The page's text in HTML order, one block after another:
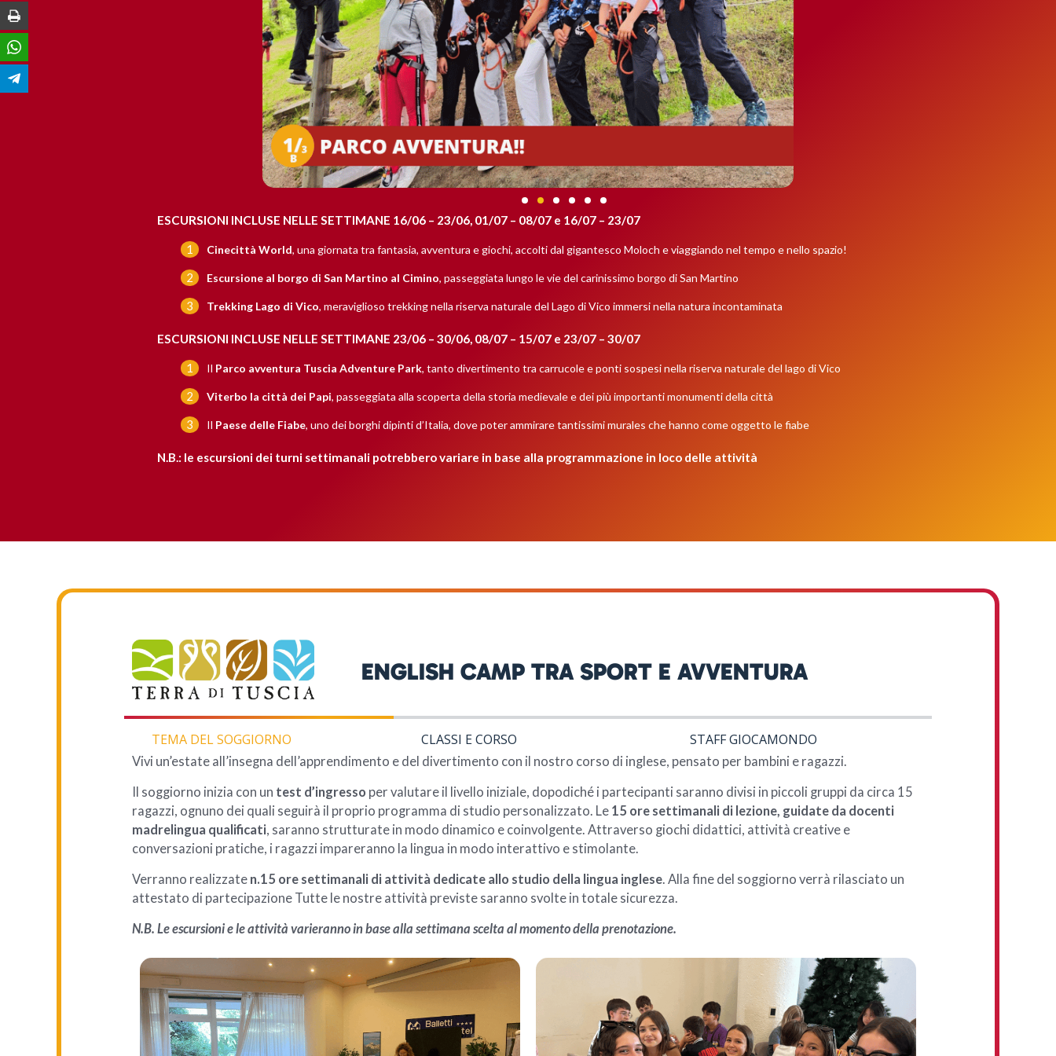
ESCURSIONI INCLUSE NELLE SETTIMANE 16/06 – 23/06, 01/07 – 08/07 e 16/07 – 23/07
Cinecittà World, una giornata tra fantasia, avventura e giochi, accolti dal gigantesco Moloch e viaggiando nel tempo e nello spazio!
Escursione al borgo di San Martino al Cimino, passeggiata lungo le vie del carinissimo borgo di San Martino
Trekking Lago di Vico, meraviglioso trekking nella riserva naturale del Lago di Vico immersi nella natura incontaminata
ESCURSIONI INCLUSE NELLE SETTIMANE 23/06 – 30/06, 08/07 – 15/07 e 23/07 – 30/07
Il Parco avventura Tuscia Adventure Park, tanto divertimento tra carrucole e ponti sospesi nella riserva naturale del lago di Vico
Viterbo la città dei Papi, passeggiata alla scoperta della storia medievale e dei più importanti monumenti della città
Il Paese delle Fiabe, uno dei borghi dipinti d’Italia, dove poter ammirare tantissimi murales che hanno come oggetto le fiabe
N.B.: le escursioni dei turni settimanali potrebbero variare in base alla programmazione in loco delle attività
ENGLISH CAMP TRA SPORT E AVVENTURA
TEMA DEL SOGGIORNO CLASSI E CORSO STAFF GIOCAMONDO
Vivi un’estate all’insegna dell’apprendimento e del divertimento con il nostro corso di inglese, pensato per bambini e ragazzi.
Il soggiorno inizia con un test d’ingresso per valutare il livello iniziale, dopodiché i partecipanti saranno divisi in piccoli gruppi da circa 15
ragazzi, ognuno dei quali seguirà il proprio programma di studio personalizzato. Le 15 ore settimanali di lezione, guidate da docenti
madrelingua qualificati, saranno strutturate in modo dinamico e coinvolgente. Attraverso giochi didattici, attività creative e
conversazioni pratiche, i ragazzi impareranno la lingua in modo interattivo e stimolante.
Verranno realizzate n.15 ore settimanali di attività dedicate allo studio della lingua inglese. Alla fine del soggiorno verrà rilasciato un
attestato di partecipazione Tutte le nostre attività previste saranno svolte in totale sicurezza.
N.B. Le escursioni e le attività varieranno in base alla settimana scelta al momento della prenotazione.